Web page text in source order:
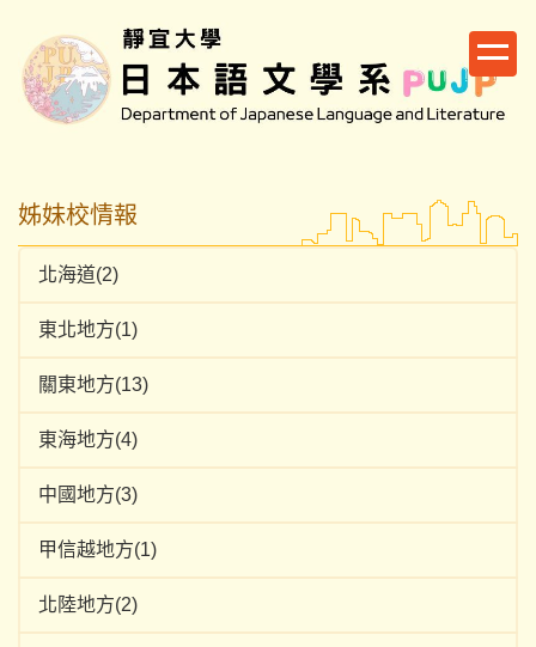
主
要
姊妹校情報
北海道(2)
東北地方(1)
關東地方(13)
東海地方(4)
中國地方(3)
甲信越地方(1)
北陸地方(2)